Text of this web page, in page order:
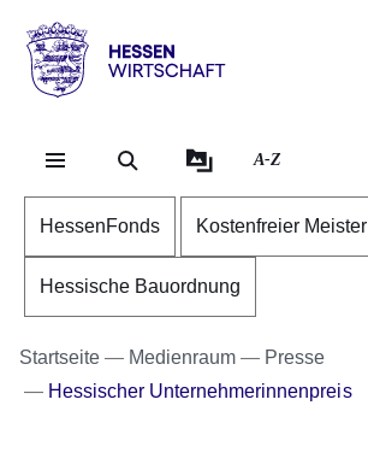
Hessen
Wirtschaft
A-Z
HessenFonds Kostenfreier Meister
Hessische Bauordnung
Startseite Medienraum
Presse
Hessischer Unternehmerinnenpreis